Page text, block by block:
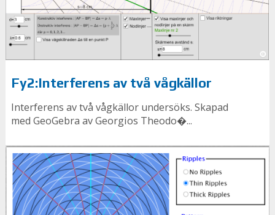
Fy2:Interferens av två vågkällor
Interferens av två vågkällor undersöks. Ska­pad
med Geo­Ge­bra av Ge­or­gi­os The­odo�...